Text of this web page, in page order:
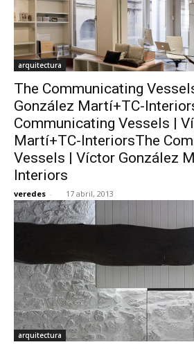
arquitectura
The Communicating
González Martí+TC-
Communicating Vessels |
Martí+TC-InteriorsThe
Vessels | Víctor González
Interiors
veredes - 17 abril, 2013
arquitectura